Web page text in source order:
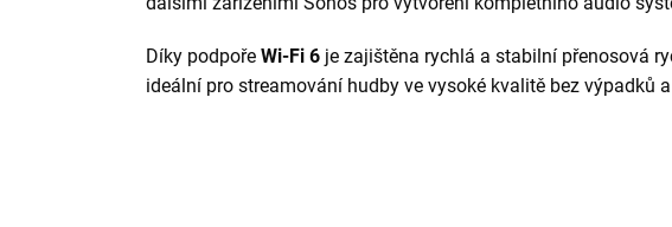
Díky podpoře Wi-Fi 6 je zajištěna rychlá a stabilní přenosová
ideální pro streamování hudby ve vysoké kvalitě bez výpadků